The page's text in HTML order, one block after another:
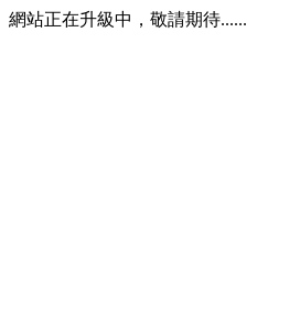
網站正在升級中，敬請期待......